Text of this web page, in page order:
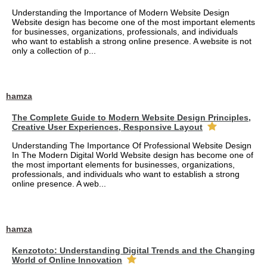
Understanding the Importance of Modern Website Design
Website design has become one of the most important elements
for businesses, organizations, professionals, and individuals
who want to establish a strong online presence. A website is not
only a collection of p...
hamza
The Complete Guide to Modern Website Design Principles,
Creative User Experiences, Responsive Layout
Understanding The Importance Of Professional Website Design
In The Modern Digital World Website design has become one of
the most important elements for businesses, organizations,
professionals, and individuals who want to establish a strong
online presence. A web...
hamza
Kenzototo: Understanding Digital Trends and the Changing
World of Online Innovation